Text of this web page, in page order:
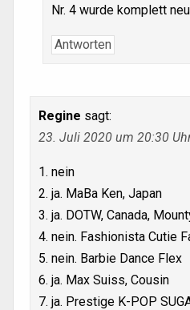
Nr. 4 wurde komplett
Antworten
Regine sagt:
23. Juli 2020 um 20:30
1. nein
2. ja. MaBa Ken, Japan
3. ja. DOTW, Canada,
4. nein. Fashionista Cutie
5. nein. Barbie Dance Flex
6. ja. Max Suiss, Cousin
7. ja. Prestige K-POP